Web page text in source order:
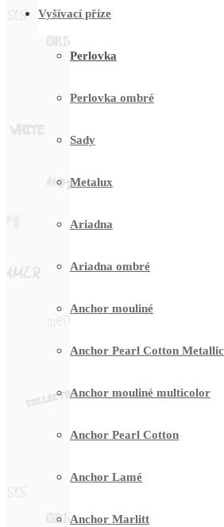
Vyšívací příze
Perlovka
Perlovka ombré
Sady
Metalux
Ariadna
Ariadna ombré
Anchor mouliné
Anchor Pearl Cotton Metallic
Anchor mouliné multicolor
Anchor Pearl Cotton
Anchor Lamé
Anchor Marlitt